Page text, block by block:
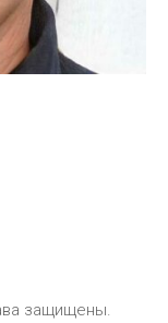
защищены.